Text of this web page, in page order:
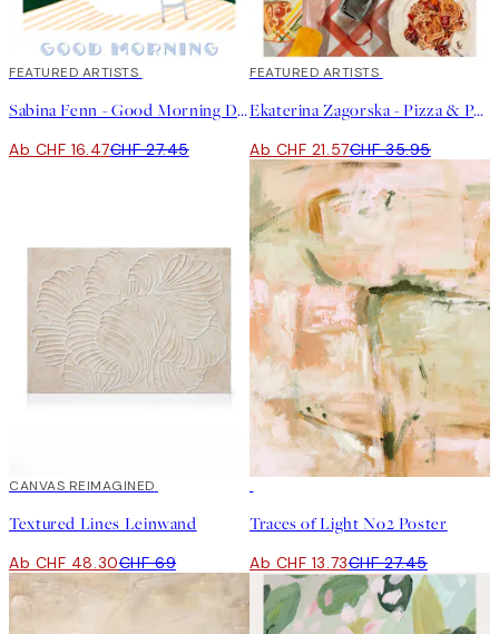
40%*
FEATURED ARTISTS
Sabina Fenn - Good Morning Dive Poster
Ab CHF 16.47CHF 27.45
40%*
FEATURED ARTISTS
Ekaterina Zagorska - Pizza & Pasta Party Poster
Ab CHF 21.57CHF 35.95
30%*
CANVAS REIMAGINED
Textured Lines Leinwand
Ab CHF 48.30CHF 69
Traces of Light No2 Poster
Ab CHF 13.73CHF 27.45